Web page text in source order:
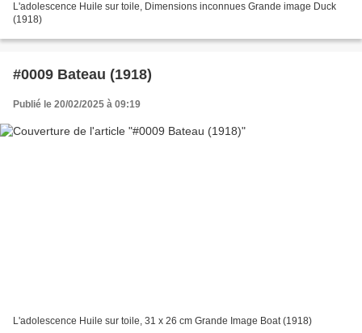
L'adolescence Huile sur toile, Dimensions inconnues Grande image Duck
(1918)
#0009 Bateau (1918)
Publié le 20/02/2025 à 09:19
L'adolescence Huile sur toile, 31 x 26 cm Grande Image Boat (1918)